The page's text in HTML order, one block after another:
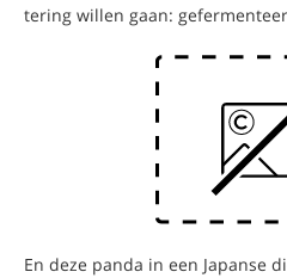
tering willen gaan:
En deze panda in een Japanse